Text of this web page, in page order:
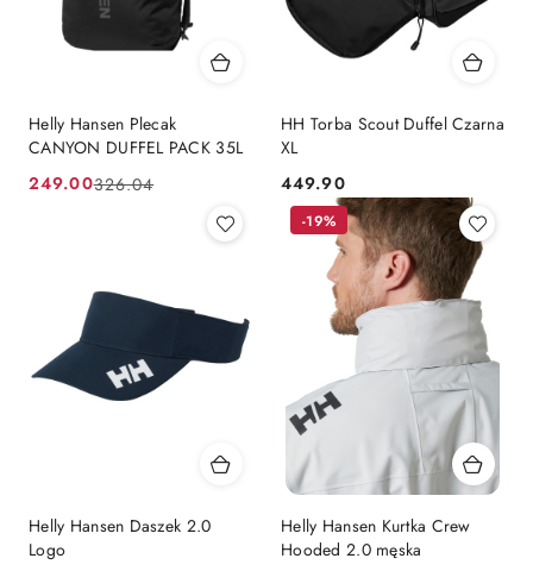
Helly Hansen Plecak
CANYON DUFFEL PACK 35L
Cena
249.00
Cena
326.04
HH Torba Scout Duffel Czarna
XL
Cena:
449.90
Helly Hansen Daszek 2.0
Logo
Helly Hansen Kurtka Crew
Hooded 2.0 męska
-19%